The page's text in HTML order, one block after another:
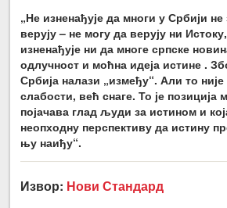
„Не изненађује да многи у Србији не
верују – не могу да верују ни
изненађује ни да многе српске
одлучност и моћна идеја истине .
Србија налази „између“. Али то није
слабости, већ снаге. То је позиција
појачава глад људи за истином и
неопходну перспективу да истину
њу наиђу“.
Извор: Нови Стандард